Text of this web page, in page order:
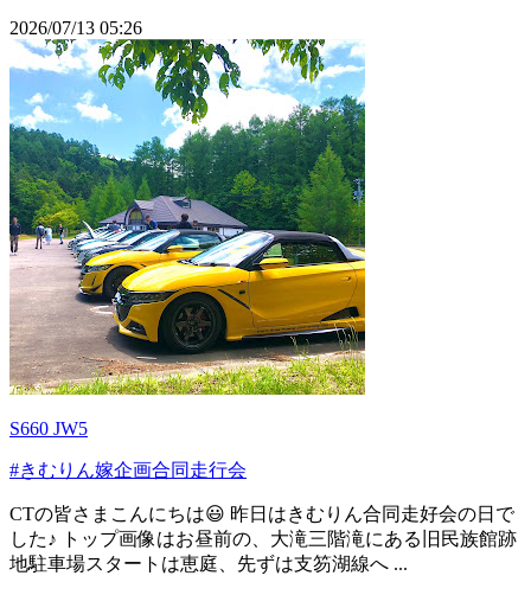
2026/07/13 05:26
S660 JW5
#きむりん嫁企画合同走行会
CTの皆さまこんにちは😃 昨日はきむりん合同走好会の日で
した♪ トップ画像はお昼前の、大滝三階滝にある旧民族館跡
地駐車場スタートは恵庭、先ずは支笏湖線へ ...